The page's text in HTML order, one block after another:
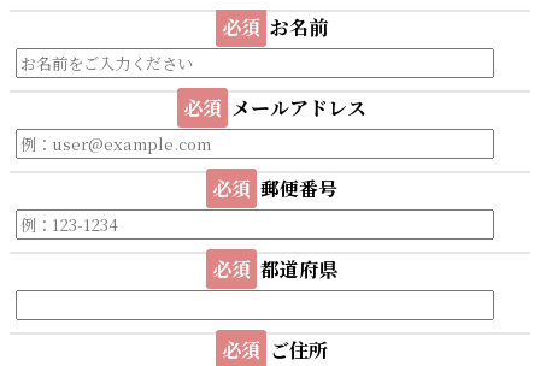
必須 お名前
必須 メールアドレス
必須 郵便番号
必須 都道府県
必須 ご住所